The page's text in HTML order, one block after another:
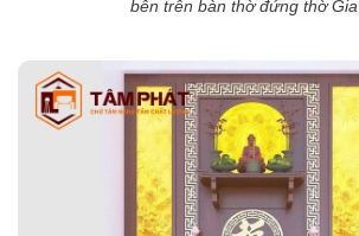
bên trên bàn thờ đứng thờ Gia